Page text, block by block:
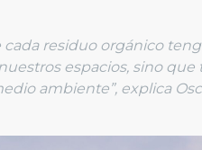
cada residuo orgánico
espacios, sino
ambiente”, explica